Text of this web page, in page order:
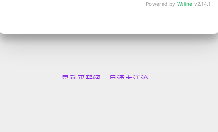
Powered by Waline v2.14.1
星垂平野阔，月涌大江流。